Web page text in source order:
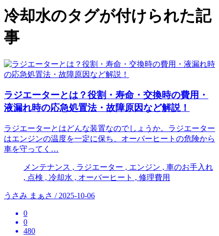
冷却水のタグが付けられた記
事
ラジエーターとは？役割・寿命・交換時の費用・
液漏れ時の応急処置法・故障原因など解説！
ラジエーターとはどんな装置なのでしょうか。ラジエーター
はエンジンの温度を一定に保ち、オーバーヒートの危険から
車を守ってく…
メンテナンス , ラジエーター , エンジン , 車のお手入れ
, 点検 , 冷却水 , オーバーヒート , 修理費用
うさみ まぁさ / 2025-10-06
0
0
480